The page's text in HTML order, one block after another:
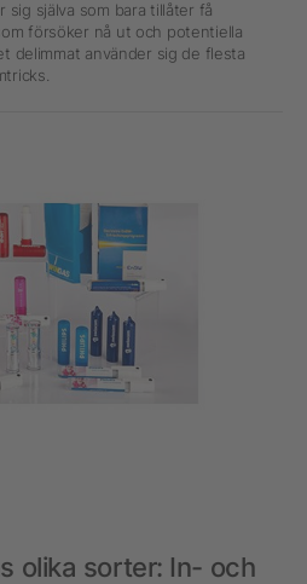
själva som bara tillåter få
försöker nå ut och potentiella
delimmat använder sig de flesta
olika sorter: In- och